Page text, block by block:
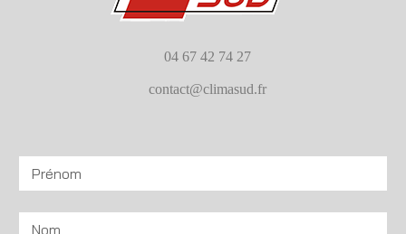
04 67 42 74 27
contact@climasud.fr